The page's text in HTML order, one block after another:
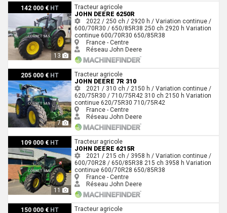
142 000 € HT
13
John Deere 6250R
Tracteur agricole
JOHN DEERE 6250R
2022 / 250 ch / 2920 h / Variation continue /
600/70R30 / 650/85R38 250 ch 2920 h Variation
continue 600/70R30 650/85R38
France - Centre
Réseau John Deere
205 000 € HT
7
John Deere 7R 310
Tracteur agricole
JOHN DEERE 7R 310
2021 / 310 ch / 2150 h / Variation continue /
620/75R30 / 710/75R42 310 ch 2150 h Variation
continue 620/75R30 710/75R42
France - Centre
Réseau John Deere
109 000 € HT
11
John Deere 6215R
Tracteur agricole
JOHN DEERE 6215R
2021 / 215 ch / 3958 h / Variation continue /
600/70R28 / 650/85R38 215 ch 3958 h Variation
continue 600/70R28 650/85R38
France - Centre
Réseau John Deere
150 000 € HT
John Deere 8295R
Tracteur agricole